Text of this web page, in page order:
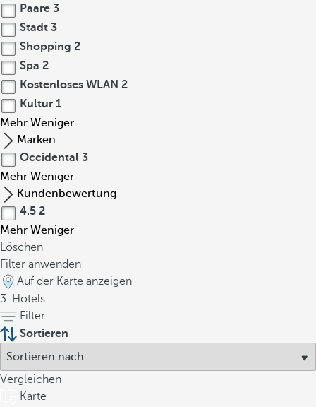
Paare 3
Stadt 3
Shopping 2
Spa 2
Kostenloses WLAN 2
Kultur 1
Mehr Weniger
Marken
Occidental 3
Mehr Weniger
Kundenbewertung
4.5 2
Mehr Weniger
Löschen
Filter anwenden
Auf der Karte anzeigen
3
Hotels
Filter
Sortieren
Vergleichen
Karte